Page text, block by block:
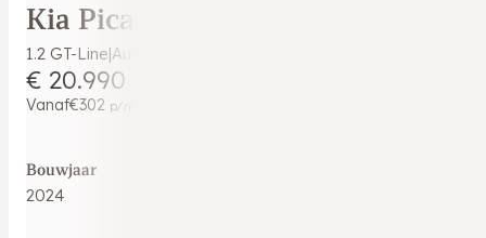
Kia Picanto
1.2 GT-Line|Automaat|Crème
€ 20.990
Vanaf€302 p/m
Bouwjaar
2024